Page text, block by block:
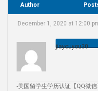
Author
December 1, 2020 at 12:00
jiayouyou30
-美国留学生学历认证【QQ微